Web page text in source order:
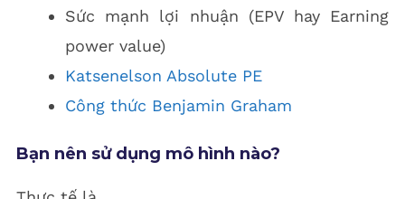
Sức mạnh lợi nhuận (EPV hay Earning
power value)
Katsenelson Absolute PE
Công thức Benjamin Graham
Bạn nên sử dụng mô hình nào?